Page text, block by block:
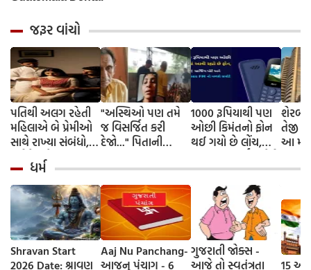
જરૂર વાંચો
પતિથી અલગ રહેતી
મહિલાએ બે પ્રેમીઓ
સાથે રાખ્યા સંબંધો,
પૂર્વ પ્રેમીને નવા
સંબંધની ખબર પડતા
થઈ હત્યાની
સનસનીખેજ સાજિશ
"અસ્થિઓ પણ તમે
જ વિસર્જિત કરી
દેજો..." પિતાની
દીકરીઓ ન આવી,
વીડિયો કોલથી પૂર્ણ
કરી તમામ વિધિ
1000 રૂપિયાથી પણ
ઓછી કિમંતનો ફોન
થઈ ગયો છે લોંચ,
અને Wireless FM
નો મળશે સપોર્ટ,
જાણો બધા ફીચર્સ
તેજી
આ
ધર્મ
Shravan Start
2026 Date: શ્રાવણ
Aaj Nu Panchang-
આજનુ પંચાગ - 6
ગુજરાતી જોક્સ -
આજે તો સ્વતંત્રતા
15